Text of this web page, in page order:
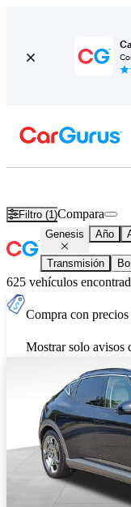
Filtro (1)Compara
Genesis Año
Transmisión
625 vehículos
Compra con precios
Mostrar solo avisos